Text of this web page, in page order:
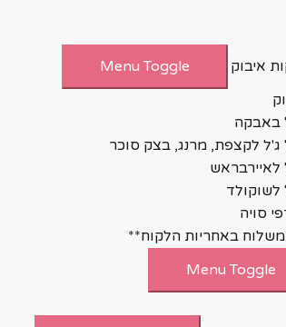
איבוק
Menu Toggle
באבקה
ג'ל לקצפת, מרנג, בצק סוכר
סויה
באחריות הלקוח**
Menu Toggle